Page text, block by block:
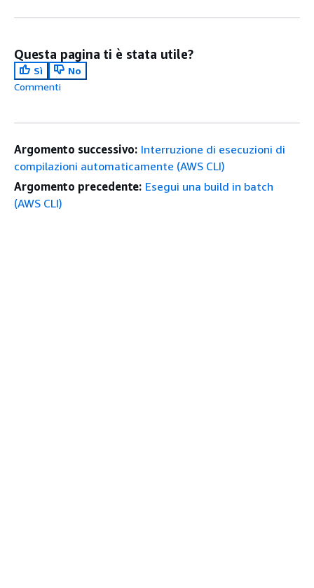
Questa pagina ti è stata utile?
Sì
No
Commenti
Argomento successivo: Interruzione di esecuzioni di
compilazioni automaticamente (AWS CLI)
Argomento precedente: Esegui una build in batch
(AWS CLI)